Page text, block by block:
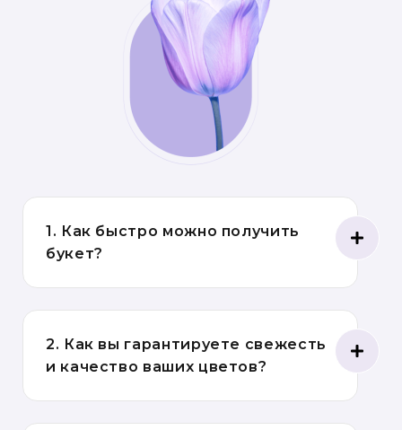
1. Как быстро можно получить
букет?
2. Как вы гарантируете свежесть
и качество ваших цветов?